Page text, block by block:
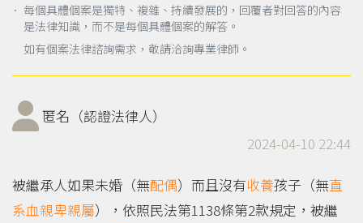
． 每個具體個案是獨特、複雜、持續發展的，回覆者對回答的內容
是法律知識，而不是每個具體個案的解答。
如有個案法律諮詢需求，敬請洽詢專業律師。
匿名（認證法律人）
2024-04-10 22:44
被繼承人如果未婚（無配偶）而且沒有收養孩子（無直
系血親卑親屬），依照民法第1138條第2款規定，被繼